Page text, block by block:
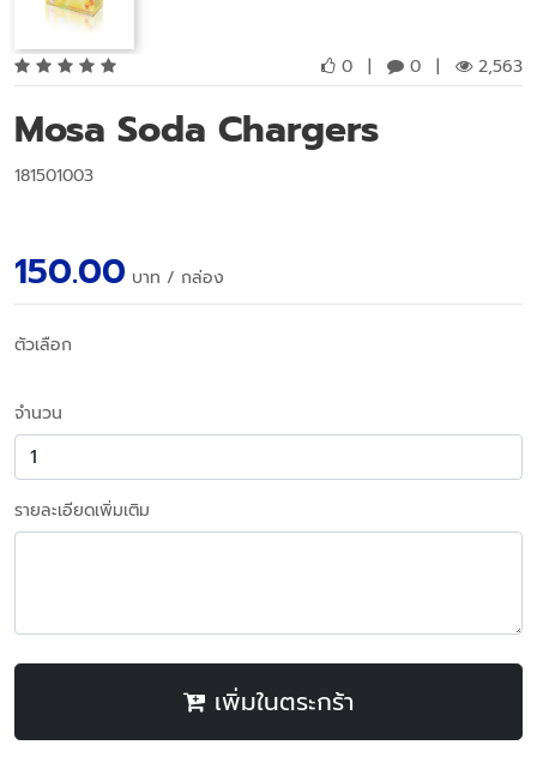
0 | 0 | 2,563
Mosa Soda Chargers
181501003
150.00 บาท / กล่อง
ตัวเลือก
จำนวน
รายละเอียดเพิ่มเติม
เพิ่มในตระกร้า